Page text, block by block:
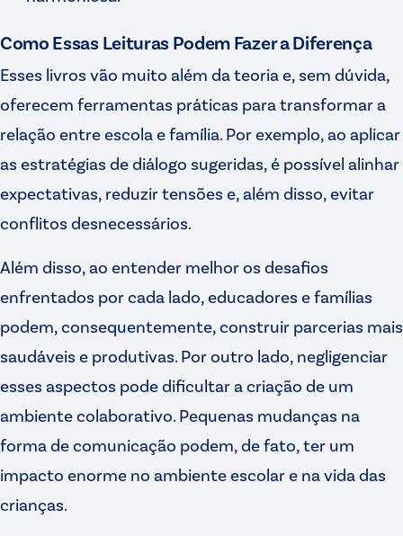
Como Essas Leituras Podem Fazer a Diferença
Esses livros vão muito além da teoria e, sem dúvida,
oferecem ferramentas práticas para transformar a
relação entre escola e família. Por exemplo, ao aplicar
as estratégias de diálogo sugeridas, é possível alinhar
expectativas, reduzir tensões e, além disso, evitar
conflitos desnecessários.
Além disso, ao entender melhor os desafios
enfrentados por cada lado, educadores e famílias
podem, consequentemente, construir parcerias mais
saudáveis e produtivas. Por outro lado, negligenciar
esses aspectos pode dificultar a criação de um
ambiente colaborativo. Pequenas mudanças na
forma de comunicação podem, de fato, ter um
impacto enorme no ambiente escolar e na vida das
crianças.